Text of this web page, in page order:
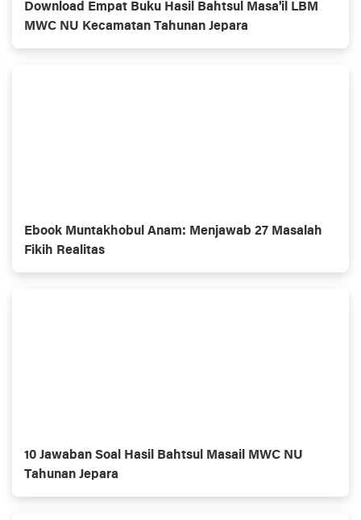
Download Empat Buku Hasil Bahtsul Masa'il LBM
MWC NU Kecamatan Tahunan Jepara
Ebook Muntakhobul Anam: Menjawab 27 Masalah
Fikih Realitas
10 Jawaban Soal Hasil Bahtsul Masail MWC NU
Tahunan Jepara